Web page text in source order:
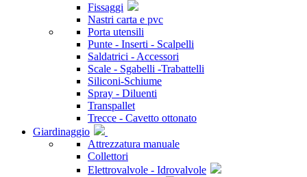
Fissaggi
Nastri carta e pvc
Porta utensili
Punte - Inserti - Scalpelli
Saldatrici - Accessori
Scale - Sgabelli -Trabattelli
Siliconi-Schiume
Spray - Diluenti
Transpallet
Trecce - Cavetto ottonato
Giardinaggio
Attrezzatura manuale
Collettori
Elettrovalvole - Idrovalvole